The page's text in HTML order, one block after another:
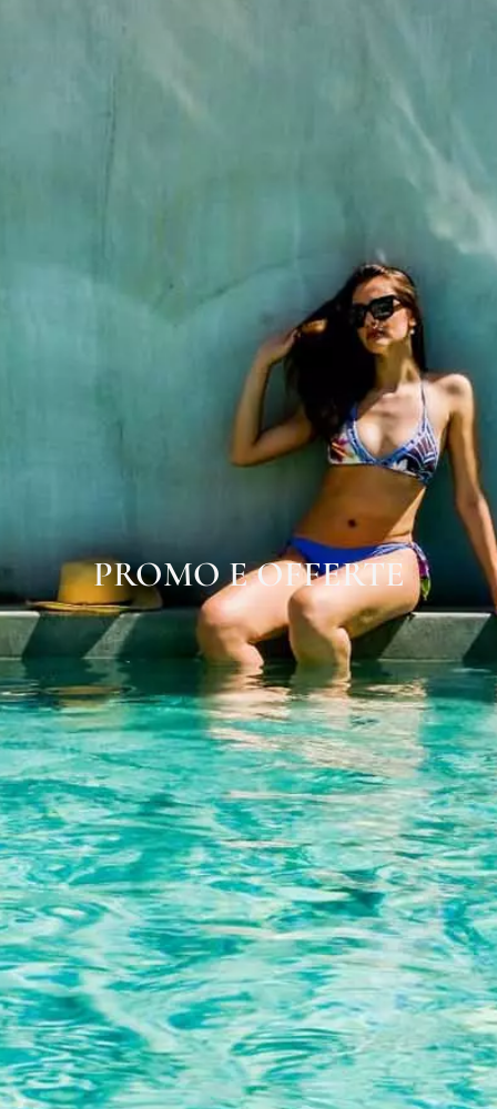
PROMO E OFFERTE